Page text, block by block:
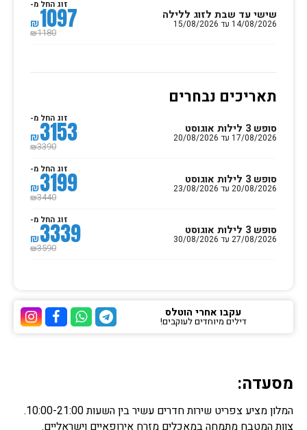
שישי עד שבת לזוג ללילה
14/08/2026 עד 15/08/2026
זוג החל מ-
₪1097
₪1180
תאריכים נבחרים
סופש 3 לילות אוגוסט
17/08/2026 עד 20/08/2026
זוג החל מ-
₪3153
₪3390
סופש 3 לילות אוגוסט
20/08/2026 עד 23/08/2026
זוג החל מ-
₪3199
₪3440
סופש 3 לילות אוגוסט
27/08/2026 עד 30/08/2026
זוג החל מ-
₪3339
₪3590
ערוץ ערוץ
ערוץ הוואטסאפ של
ערוץ הטלגרם של הוטלס
עקבו אחרי הוטלס
דילים מיוחדים לעוקבים!
מסעדה:
המלון מציע צפריט שירות חדרים עשיר בין השעות 10:00-21:00.